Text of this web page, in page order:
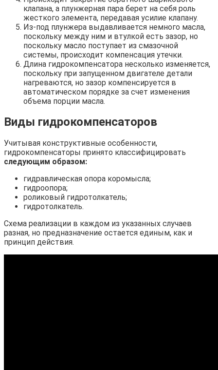
клапана, а плунжерная пара берет на себя роль
жесткого элемента, передавая усилие клапану.
Из-под плунжера выдавливается немного масла,
поскольку между ним и втулкой есть зазор, но
поскольку масло поступает из смазочной
системы, происходит компенсация утечки.
Длина гидрокомпенсатора несколько изменяется,
поскольку при запущенном двигателе детали
нагреваются, но зазор компенсируется в
автоматическом порядке за счет изменения
объема порции масла.
Виды гидрокомпенсаторов
Учитывая конструктивные особенности,
гидрокомпенсаторы принято классифицировать
следующим образом:
гидравлическая опора коромысла;
гидроопора;
роликовый гидротолкатель;
гидротолкатель.
Схема реализации в каждом из указанных случаев
разная, но предназначение остается единым, как и
принцип действия.